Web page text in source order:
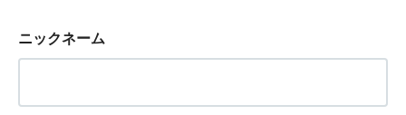
ニックネーム